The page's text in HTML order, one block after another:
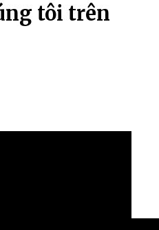
tôi trên